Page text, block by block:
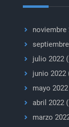
noviembre
julio 2022
junio 2022
mayo 2022
abril 2022
marzo